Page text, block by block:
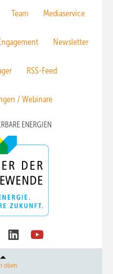
Team Mediaservice
Newsletter
RSS-Feed
/ Webinare
ENERGIEN
oben